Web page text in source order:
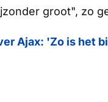
groot", zo
Ajax: 'Zo is het